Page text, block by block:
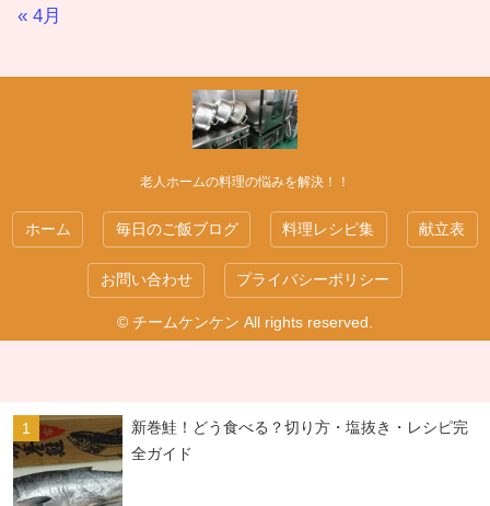
« 4月
老人ホームの料理の悩みを解決！！
ホーム 毎日のご飯ブログ 料理レシピ集 献立表
お問い合わせ プライバシーポリシー
© チームケンケン All rights reserved.
新巻鮭！どう食べる？切り方・塩抜き・レシピ完
全ガイド